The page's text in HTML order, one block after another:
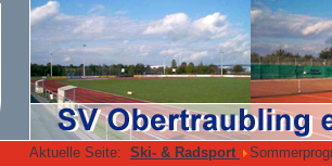
Aktuelle Seite: Ski- & Radsport